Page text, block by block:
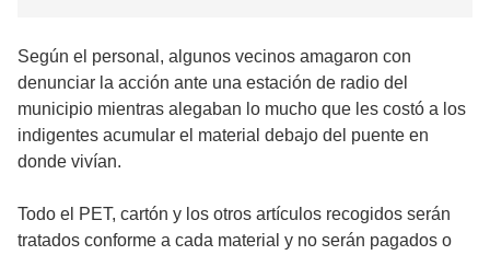
Según el personal, algunos vecinos amagaron con
denunciar la acción ante una estación de radio del
municipio mientras alegaban lo mucho que les costó a los
indigentes acumular el material debajo del puente en
donde vivían.
Todo el PET, cartón y los otros artículos recogidos serán
tratados conforme a cada material y no serán pagados o